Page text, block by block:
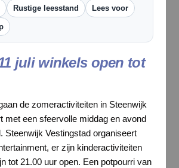
Rustige leesstand Lees voor
juli winkels open tot
de zomeractiviteiten in Steenwijk
met een sfeervolle middag en avond
Steenwijk Vestingstad organiseert
er zijn kinderactiviteiten
tot 21.00 uur open. Een potpourri van